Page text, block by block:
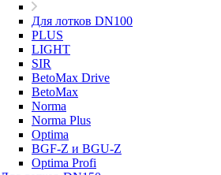
Для лотков DN100
PLUS
LIGHT
SIR
BetoMax Drive
BetoMax
Norma
Norma Plus
Optima
BGF-Z и BGU-Z
Optima Profi